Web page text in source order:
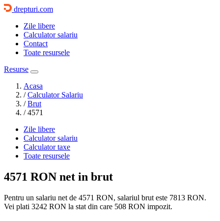
drepturi.com
Zile libere
Calculator salariu
Contact
Toate resursele
Resurse
Acasa
/ Calculator Salariu
/ Brut
/ 4571
Zile libere
Calculator salariu
Calculator taxe
Toate resursele
4571 RON net in brut
Pentru un salariu net de 4571 RON, salariul brut este 7813 RON.
Vei plati 3242 RON la stat din care 508 RON impozit.